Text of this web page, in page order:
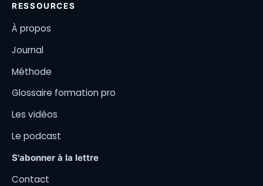
RESSOURCES
À propos
Journal
Méthode
Glossaire formation pro
Les vidéos
Le podcast
S'abonner à la lettre
Contact